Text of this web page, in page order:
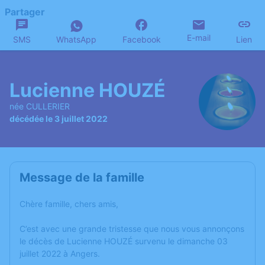
Partager
SMS WhatsApp Facebook E-mail Lien
Lucienne HOUZÉ
née CULLERIER
décédée le 3 juillet 2022
Message de la famille
Chère famille, chers amis,
C’est avec une grande tristesse que nous vous annonçons
le décès de Lucienne HOUZÉ survenu le dimanche 03
juillet 2022 à Angers.